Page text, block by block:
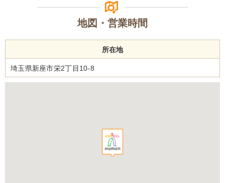
地図・営業時間
所在地
埼玉県新座市栄2丁目10-8